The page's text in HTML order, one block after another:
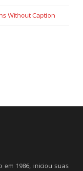
Without Caption
em 1986, iniciou suas